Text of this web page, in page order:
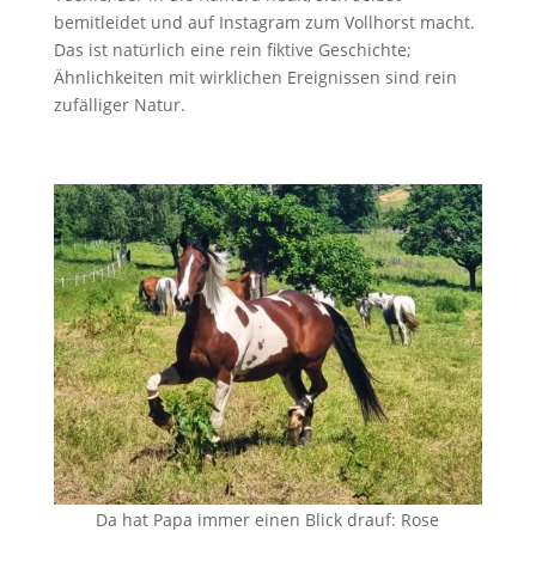
bemitleidet und auf Instagram zum Vollhorst macht.
Das ist natürlich eine rein fiktive Geschichte;
Ähnlichkeiten mit wirklichen Ereignissen sind rein
zufälliger Natur.
Da hat Papa immer einen Blick drauf: Rose